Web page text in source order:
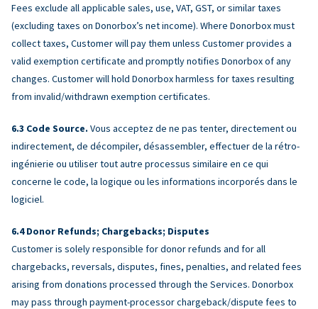
Fees exclude all applicable sales, use, VAT, GST, or similar taxes
(excluding taxes on Donorbox’s net income). Where Donorbox must
collect taxes, Customer will pay them unless Customer provides a
valid exemption certificate and promptly notifies Donorbox of any
changes. Customer will hold Donorbox harmless for taxes resulting
from invalid/withdrawn exemption certificates.
Code Source. Vous acceptez de ne pas tenter, directement ou
indirectement, de décompiler, désassembler, effectuer de la rétro-
ingénierie ou utiliser tout autre processus similaire en ce qui
concerne le code, la logique ou les informations incorporés dans le
logiciel.
Donor Refunds; Chargebacks; Disputes
Customer is solely responsible for donor refunds and for all
chargebacks, reversals, disputes, fines, penalties, and related fees
arising from donations processed through the Services. Donorbox
may pass through payment-processor chargeback/dispute fees to